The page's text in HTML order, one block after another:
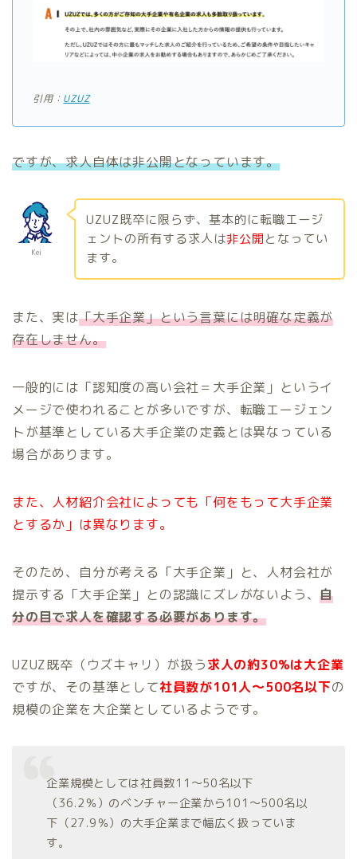
引用： UZUZ
ですが、求人自体は非公開となっています。
Kei
UZUZ既卒に限らず、基本的に転職エージ
ェントの所有する求人は非公開となってい
ます。
また、実は「大手企業」という言葉には明確な定義が
存在しません。
一般的には「認知度の高い会社＝大手企業」というイ
メージで使われることが多いですが、転職エージェン
トが基準としている大手企業の定義とは異なっている
場合があります。
また、人材紹介会社によっても「何をもって大手企業
とするか」は異なります。
そのため、自分が考える「大手企業」と、人材会社が
提示する「大手企業」との認識にズレがないよう、自
分の目で求人を確認する必要があります。
UZUZ既卒（ウズキャリ）が扱う求人の約30%は大企業
ですが、その基準として社員数が101人〜500名以下の
規模の企業を大企業としているようです。
企業規模としては社員数11～50名以下
（36.2％）のベンチャー企業から101～500名以
下（27.9％）の大手企業まで幅広く扱っていま
す。